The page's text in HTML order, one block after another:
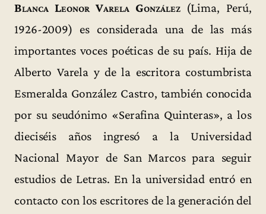
Blanca Leonor Varela González(Lima, Perú,
1926-2009) es considerada una de las más
importantes voces poéticas de su país. Hija de
Alberto Varela y de la escritora costumbrista
Esmeralda González Castro, también conocida
por su seudónimo «Serafina Quinteras», a los
dieciséis años ingresó a la Universidad
Nacional Mayor de San Marcos para seguir
estudios de Letras. En la universidad entró en
contacto con los escritores de la generación del